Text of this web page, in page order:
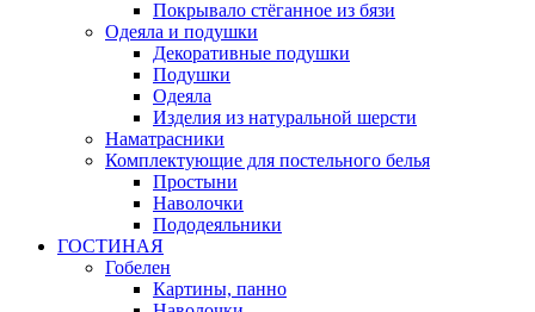
Покрывало стёганное из бязи
Одеяла и подушки
Декоративные подушки
Подушки
Одеяла
Изделия из натуральной шерсти
Наматраcники
Комплектующие для постельного белья
Простыни
Наволочки
Пододеяльники
ГОСТИНАЯ
Гобелен
Картины, панно